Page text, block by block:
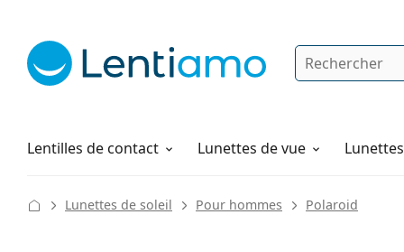
Rechercher
Lentilles de contact
Solutions Lunettes de vue
Comment commander
Lunettes de soleil Pour hommes Polaroid